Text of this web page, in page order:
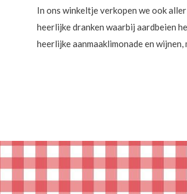
In ons winkeltje verkopen we ook
heerlijke dranken waarbij aardbeien
heerlijke aanmaaklimonade en